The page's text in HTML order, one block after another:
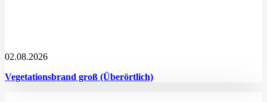
02.08.2026
Vegetationsbrand groß (Überörtlich)